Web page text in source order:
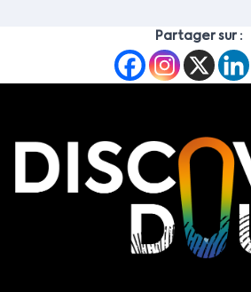
Partager sur :